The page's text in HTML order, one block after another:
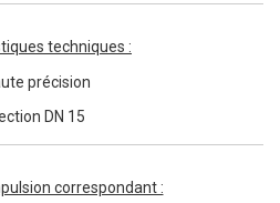
techniques :
précision
DN 15
correspondant :